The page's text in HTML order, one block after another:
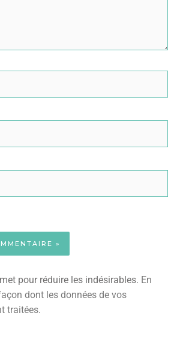
pour réduire les indésirables. En
dont les données de vos
traitées.